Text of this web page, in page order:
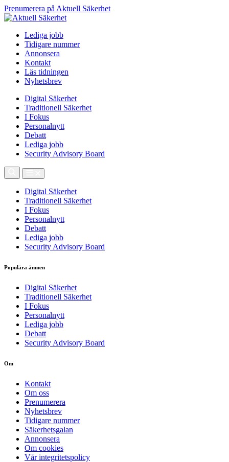
Prenumerera på Aktuell Säkerhet
Lediga jobb
Tidigare nummer
Annonsera
Kontakt
Läs tidningen
Nyhetsbrev
Digital Säkerhet
Traditionell Säkerhet
I Fokus
Personalnytt
Debatt
Lediga jobb
Security Advisory Board
Digital Säkerhet
Traditionell Säkerhet
I Fokus
Personalnytt
Debatt
Lediga jobb
Security Advisory Board
Populära ämnen
Digital Säkerhet
Traditionell Säkerhet
I Fokus
Personalnytt
Lediga jobb
Debatt
Security Advisory Board
Om
Kontakt
Om oss
Prenumerera
Nyhetsbrev
Tidigare nummer
Säkerhetsgalan
Annonsera
Om cookies
Vår integritetspolicy